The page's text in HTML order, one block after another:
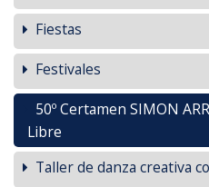
Fiestas
Festivales
50º Certamen SIMON
Libre
Taller de danza creativa